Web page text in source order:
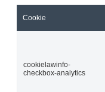
Cookie
cookielawinfo-
checkbox-analytics